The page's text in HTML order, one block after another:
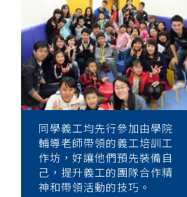
Elderly
Need
College
同學義工均先行參加由學院
輔導老師帶領的義工培訓工
作坊，好讓他們預先裝備自
己，提升義工的團隊合作精
神和帶領活動的技巧。